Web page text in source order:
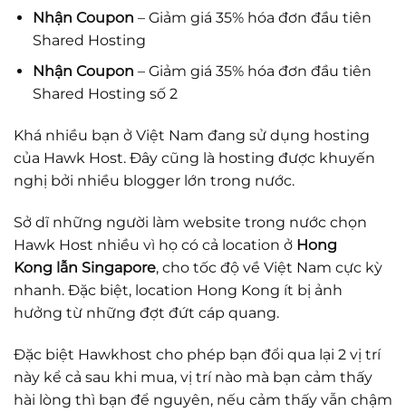
Nhận Coupon – Giảm giá 35% hóa đơn đầu tiên
Shared Hosting
Nhận Coupon – Giảm giá 35% hóa đơn đầu tiên
Shared Hosting số 2
Khá nhiều bạn ở Việt Nam đang sử dụng hosting
của Hawk Host. Đây cũng là hosting được khuyến
nghị bởi nhiều blogger lớn trong nước.
Sở dĩ những người làm website trong nước chọn
Hawk Host nhiều vì họ có cả location ở Hong
Kong lẫn Singapore, cho tốc độ về Việt Nam cực kỳ
nhanh. Đặc biệt, location Hong Kong ít bị ảnh
hưởng từ những đợt đứt cáp quang.
Đặc biệt Hawkhost cho phép bạn đổi qua lại 2 vị trí
này kể cả sau khi mua, vị trí nào mà bạn cảm thấy
hài lòng thì bạn để nguyên, nếu cảm thấy vẫn chậm